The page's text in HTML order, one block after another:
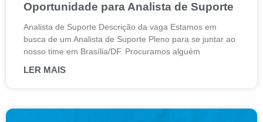
Oportunidade para Analista de Suporte
Analista de Suporte Descrição da vaga Estamos em
busca de um Analista de Suporte Pleno para se juntar ao
nosso time em Brasília/DF. Procuramos alguém
LER MAIS